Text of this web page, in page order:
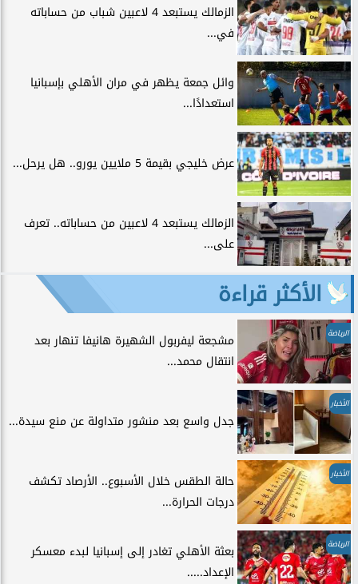
الزمالك يستبعد 4 لاعبين شباب من حساباته
في...
وائل جمعة يظهر في مران الأهلي بإسبانيا
استعدادًا...
عرض خليجي بقيمة 5 ملايين يورو.. هل يرحل...
الزمالك يستبعد 4 لاعبين من حساباته.. تعرف
على...
الأكثر قراءة
الرياضة
مشجعة ليفربول الشهيرة هانيفا تنهار بعد
انتقال محمد...
الأخبار
جدل واسع بعد منشور متداولة عن منع سيدة...
الأخبار
حالة الطقس خلال الأسبوع.. الأرصاد تكشف
درجات الحرارة...
الرياضة
بعثة الأهلي تغادر إلى إسبانيا لبدء معسكر
الإعداد.....